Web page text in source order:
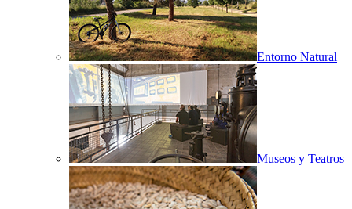
Entorno Natural
Museos y Teatros